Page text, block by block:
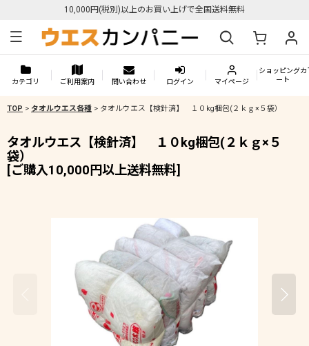
10,000円(税別)以上のお買い上げで全国送料無料
カテゴリ ご利用案内 問い合わせ ログイン マイページ
ショッピングカ
ート
TOP > タオルウエス各種 > タオルウエス【検針済】 １０kg梱包(２ｋｇ×５袋）
タオルウエス【検針済】 １０kg梱包(２ｋｇ×５
袋）
[ご購入10,000円以上送料無料]